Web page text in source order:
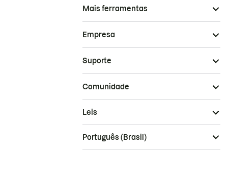
Mais ferramentas
Empresa
Suporte
Comunidade
Leis
Português (Brasil)